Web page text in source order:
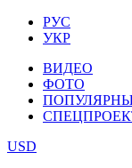
РУС
УКР
ВИДЕО
ФОТО
USD